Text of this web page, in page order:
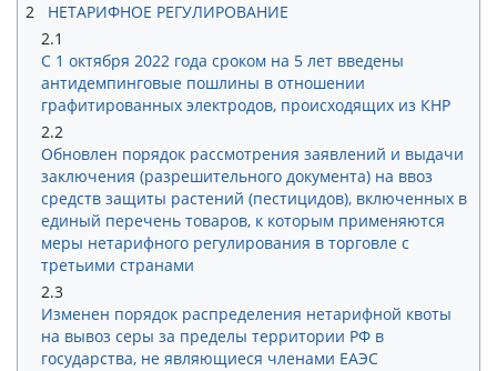
2
НЕТАРИФНОЕ РЕГУЛИРОВАНИЕ
2.1
С 1 октября 2022 года сроком на 5 лет введены
антидемпинговые пошлины в отношении
графитированных электродов, происходящих из КНР
2.2
Обновлен порядок рассмотрения заявлений и выдачи
заключения (разрешительного документа) на ввоз
средств защиты растений (пестицидов), включенных в
единый перечень товаров, к которым применяются
меры нетарифного регулирования в торговле с
третьими странами
2.3
Изменен порядок распределения нетарифной квоты
на вывоз серы за пределы территории РФ в
государства, не являющиеся членами ЕАЭС